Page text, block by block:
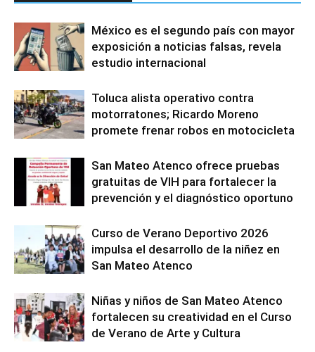
México es el segundo país con mayor
exposición a noticias falsas, revela
estudio internacional
Toluca alista operativo contra
motorratones; Ricardo Moreno
promete frenar robos en motocicleta
San Mateo Atenco ofrece pruebas
gratuitas de VIH para fortalecer la
prevención y el diagnóstico oportuno
Curso de Verano Deportivo 2026
impulsa el desarrollo de la niñez en
San Mateo Atenco
Niñas y niños de San Mateo Atenco
fortalecen su creatividad en el Curso
de Verano de Arte y Cultura